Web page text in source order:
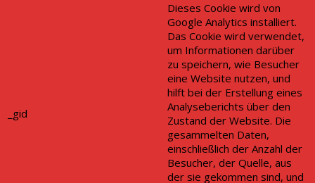
_gid
Dieses Cookie wird von
Google Analytics installiert.
Das Cookie wird verwendet,
um Informationen darüber
zu speichern, wie Besucher
eine Website nutzen, und
hilft bei der Erstellung eines
Analyseberichts über den
Zustand der Website. Die
gesammelten Daten,
einschließlich der Anzahl der
Besucher, der Quelle, aus
der sie gekommen sind, und